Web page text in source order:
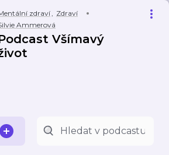
zdraví, Zdraví
Ammerová
Všímavý